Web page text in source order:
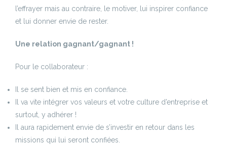
l’effrayer mais au contraire, le motiver, lui inspirer confiance
et lui donner envie de rester.
Une relation gagnant/gagnant !
Pour le collaborateur :
Il se sent bien et mis en confiance.
Il va vite intégrer vos valeurs et votre culture d’entreprise et
surtout, y adhérer !
Il aura rapidement envie de s’investir en retour dans les
missions qui lui seront confiées.